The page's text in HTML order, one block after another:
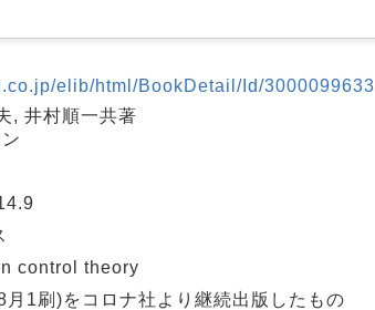
elib/html/BookDetail/Id/3000099633
, 井村順一共著
control theory
1刷)をコロナ社より継続出版したもの